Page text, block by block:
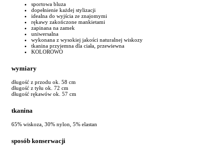
sportowa bluza
dopełnienie każdej stylizacji
idealna do wyjścia ze znajomymi
rękawy zakończone mankietami
zapinana na zamek
uniwersalna
wykonana z wysokiej jakości naturalnej wiskozy
tkanina przyjemna dla ciała, przewiewna
KOLOROWO
wymiary
długość z przodu ok. 58 cm
długość z tyłu ok. 72 cm
długość rękawów ok. 57 cm
tkanina
65% wiskoza, 30% nylon, 5% elastan
sposób konserwacji